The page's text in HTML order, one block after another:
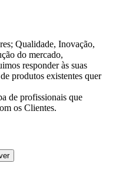
Qualidade, Inovação,
do mercado,
responder às suas
produtos existentes quer
de profissionais que
os Clientes.